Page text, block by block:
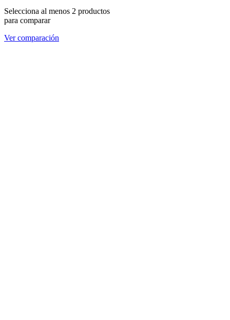
Selecciona al menos 2 productos
para comparar
Ver comparación